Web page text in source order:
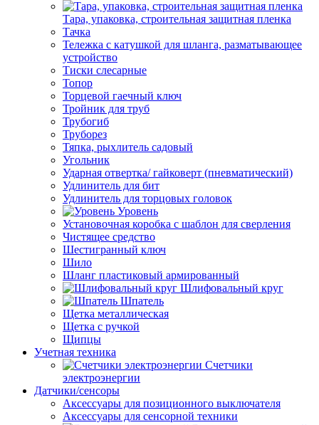
Тара, упаковка, строительная защитная пленка
Тачка
Тележка с катушкой для шланга, разматывающее
устройство
Тиски слесарные
Топор
Торцевой гаечный ключ
Тройник для труб
Трубогиб
Труборез
Тяпка, рыхлитель садовый
Угольник
Ударная отвертка/ гайковерт (пневматический)
Удлинитель для бит
Удлинитель для торцовых головок
Уровень
Установочная коробка с шаблон для сверления
Чистящее средство
Шестигранный ключ
Шило
Шланг пластиковый армированный
Шлифовальный круг
Шпатель
Щетка металлическая
Щетка с ручкой
Щипцы
Учетная техника
Счетчики
электроэнергии
Датчики/сенсоры
Аксессуары для позиционного выключателя
Аксессуары для сенсорной техники